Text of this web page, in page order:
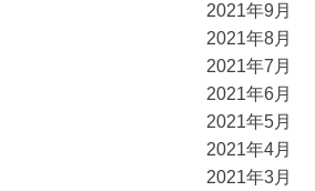
2021年9月
2021年8月
2021年7月
2021年6月
2021年5月
2021年4月
2021年3月